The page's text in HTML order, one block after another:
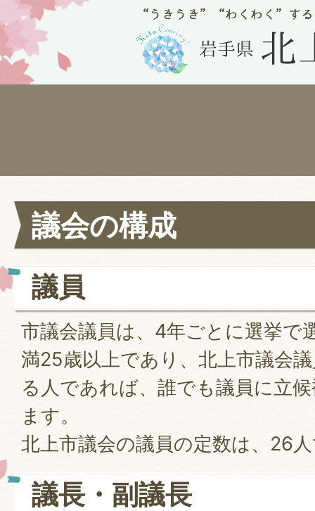
議会の構成
議員
市議会議員は、4年ごとに選挙で
満25歳以上であり、北上市議会
る人であれば、誰でも議員に立
ます。
北上市議会の議員の定数は、26
議長・副議長